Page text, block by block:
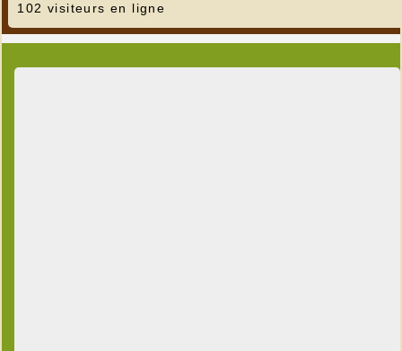
102 visiteurs en ligne